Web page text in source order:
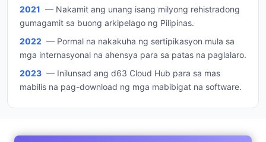
2021 — Nakamit ang unang isang milyong rehistradong
gumagamit sa buong arkipelago ng Pilipinas.
2022 — Pormal na nakakuha ng sertipikasyon mula sa
mga internasyonal na ahensya para sa patas na paglalaro.
2023 — Inilunsad ang d63 Cloud Hub para sa mas
mabilis na pag-download ng mga mabibigat na software.